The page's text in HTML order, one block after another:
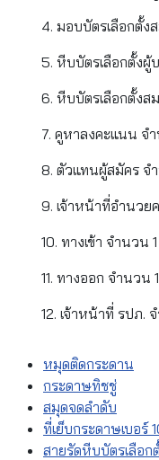
4. มอบบัตรเลือกตั้ง
5. หีบบัตรเลือกตั้งผู้
6. หีบบัตรเลือกตั้งส
7. คูหาลงคะแนน จ
8. ตัวแทนผู้สมัคร จ
9. เจ้าหน้าที่อำนวย
10. ทางเข้า จำนวน
11. ทางออก จำนวน
12. เจ้าหน้าที่ รปภ.
หมุดติดกระดาน
กระดาษทิชชู่
สมุดจดลำดับ
ที่เย็บกระดาษเบอร์
สายรัดหีบบัตรเลือก